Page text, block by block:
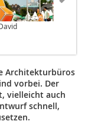
Architekturbüros
vorbei. Der
vielleicht auch
schnell,